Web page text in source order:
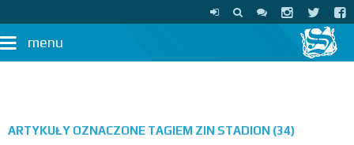
menu
ARTYKUŁY OZNACZONE TAGIEM ZIN STADION (34)